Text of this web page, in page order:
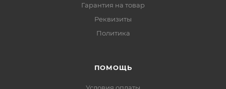
Гарантия на товар
Реквизиты
Политика
ПОМОЩЬ